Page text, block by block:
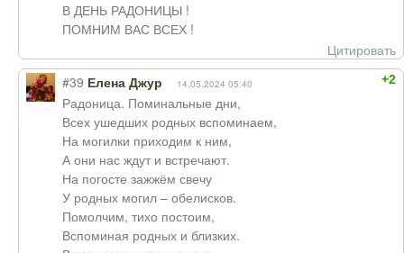
В ДЕНЬ РАДОНИЦЫ !
ПОМНИМ ВАС ВСЕХ !
Цитировать
+2
#39 Елена Джур 14.05.2024 05:40
Радоница. Поминальные дни,
Всех ушедших родных вспоминаем,
На могилки приходим к ним,
А они нас ждут и встречают.
На погосте зажжём свечу
У родных могил – обелисков.
Помолчим, тихо постоим,
Вспоминая родных и близких.